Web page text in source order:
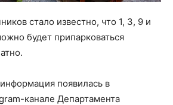
стало известно, что 1, 3, 9 и
будет припарковаться
появилась в
канале Департамента